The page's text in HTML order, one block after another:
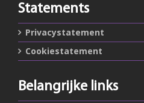
Statements
Privacystatement
Cookiestatement
Belangrijke links